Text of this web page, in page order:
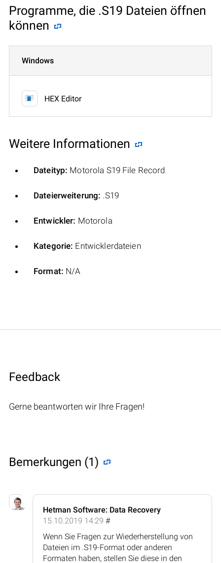
Programme, die .S19 Dateien öffnen
können
Windows
HEX Editor
Weitere Informationen
Dateityp: Motorola S19 File Record
Dateierweiterung: .S19
Entwickler: Motorola
Kategorie: Entwicklerdateien
Format: N/A
Feedback
Gerne beantworten wir Ihre Fragen!
Bemerkungen (1)
Hetman Software: Data Recovery
15.10.2019 14:29 #
Wenn Sie Fragen zur Wiederherstellung von
Dateien im .S19-Format oder anderen
Formaten haben, stellen Sie diese in den